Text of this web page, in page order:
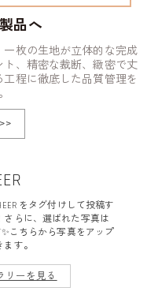
品へ
枚の生地が立体的な完成
、精密な裁断、緻密で丈
程に徹底した品質管理を
>>
をタグ付けして投稿す
さらに、選ばれた写真は
こちらから写真をアップ
す。
リーを見る